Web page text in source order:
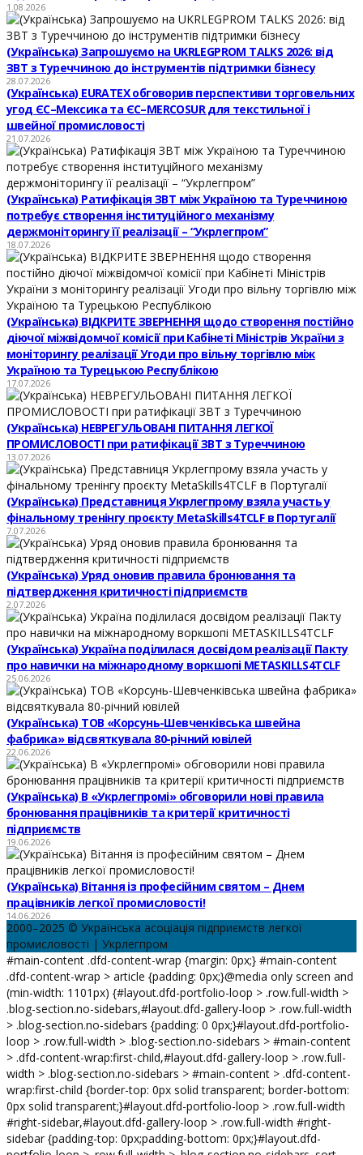
1.08.2026
(Українська) Запрошуємо на UKRLEGPROM TALKS 2026: від
ЗВТ з Туреччиною до інструментів підтримки бізнесу
28.07.2026
(Українська) EURATEX обговорив перспективи торговельних
угод ЄС–Мексика та ЄС–MERCOSUR для текстильної і
швейної промисловості
21.07.2026
(Українська) Ратифікація ЗВТ між Україною та Туреччиною
потребує створення інституційного механізму
держмоніторингу її реалізації – “Укрлегпром”
18.07.2026
(Українська) ВІДКРИТЕ ЗВЕРНЕННЯ щодо створення постійно
діючої міжвідомчої комісії при Кабінеті Міністрів України з
моніторингу реалізації Угоди про вільну торгівлю між
Україною та Турецькою Республікою
17.07.2026
(Українська) НЕВРЕГУЛЬОВАНІ ПИТАННЯ ЛЕГКОЇ
ПРОМИСЛОВОСТІ при ратифікації ЗВТ з Туреччиною
13.07.2026
(Українська) Представниця Укрлегпрому взяла участь у
фінальному тренінгу проєкту MetaSkills4TCLF в Португалії
7.07.2026
(Українська) Уряд оновив правила бронювання та
підтвердження критичності підприємств
2.07.2026
(Українська) Україна поділилася досвідом реалізації Пакту
про навички на міжнародному воркшопі METASKILLS4TCLF
25.06.2026
(Українська) ТОВ «Корсунь-Шевченківська швейна
фабрика» відсвяткувала 80-річний ювілей
22.06.2026
(Українська) В «Укрлегпромі» обговорили нові правила
бронювання працівників та критерії критичності
підприємств
19.06.2026
(Українська) Вітання із професійним святом – Днем
працівників легкої промисловості!
14.06.2026
2000–2025 © Українська асоціація підприємств легкої
промисловості | Укрлегпром
#main-content .dfd-content-wrap {margin: 0px;} #main-content
.dfd-content-wrap > article {padding: 0px;}@media only screen and
(min-width: 1101px) {#layout.dfd-portfolio-loop > .row.full-width >
.blog-section.no-sidebars,#layout.dfd-gallery-loop > .row.full-width
> .blog-section.no-sidebars {padding: 0 0px;}#layout.dfd-portfolio-
loop > .row.full-width > .blog-section.no-sidebars > #main-content
> .dfd-content-wrap:first-child,#layout.dfd-gallery-loop > .row.full-
width > .blog-section.no-sidebars > #main-content > .dfd-content-
wrap:first-child {border-top: 0px solid transparent; border-bottom:
0px solid transparent;}#layout.dfd-portfolio-loop > .row.full-width
#right-sidebar,#layout.dfd-gallery-loop > .row.full-width #right-
sidebar {padding-top: 0px;padding-bottom: 0px;}#layout.dfd-